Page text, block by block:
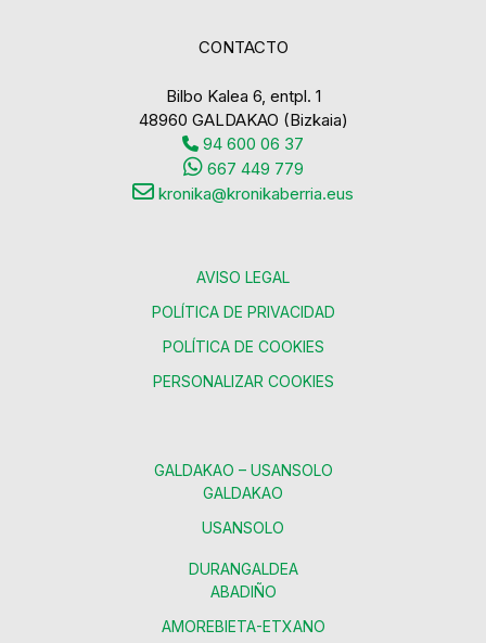
CONTACTO
Bilbo Kalea 6, entpl. 1
48960 GALDAKAO (Bizkaia)
94 600 06 37
667 449 779
kronika@kronikaberria.eus
AVISO LEGAL
POLÍTICA DE PRIVACIDAD
POLÍTICA DE COOKIES
PERSONALIZAR COOKIES
GALDAKAO – USANSOLO
GALDAKAO
USANSOLO
DURANGALDEA
ABADIÑO
AMOREBIETA-ETXANO